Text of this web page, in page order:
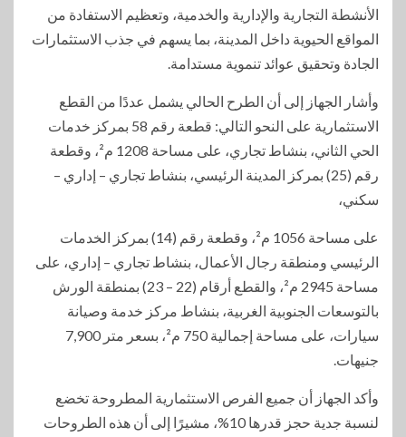
الأنشطة التجارية والإدارية والخدمية، وتعظيم الاستفادة من
المواقع الحيوية داخل المدينة، بما يسهم في جذب الاستثمارات
الجادة وتحقيق عوائد تنموية مستدامة.
وأشار الجهاز إلى أن الطرح الحالي يشمل عددًا من القطع
الاستثمارية على النحو التالي: قطعة رقم 58 بمركز خدمات
الحي الثاني، بنشاط تجاري، على مساحة 1208 م²، وقطعة
رقم (25) بمركز المدينة الرئيسي، بنشاط تجاري – إداري –
سكني،
على مساحة 1056 م²، وقطعة رقم (14) بمركز الخدمات
الرئيسي ومنطقة رجال الأعمال، بنشاط تجاري – إداري، على
مساحة 2945 م²، والقطع أرقام (22 – 23) بمنطقة الورش
بالتوسعات الجنوبية الغربية، بنشاط مركز خدمة وصيانة
سيارات، على مساحة إجمالية 750 م²، بسعر متر 7,900
جنيهات.
وأكد الجهاز أن جميع الفرص الاستثمارية المطروحة تخضع
لنسبة جدية حجز قدرها 10%، مشيرًا إلى أن هذه الطروحات